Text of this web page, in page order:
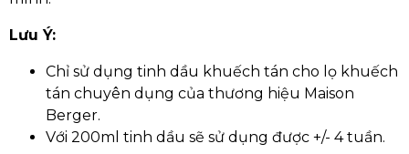
Lưu Ý:
Chỉ sử dụng tinh dầu khuếch tán cho lọ khuếch
tán chuyên dụng của thương hiệu Maison
Berger.
Với 200ml tinh dầu sẽ sử dụng được +/- 4 tuần.